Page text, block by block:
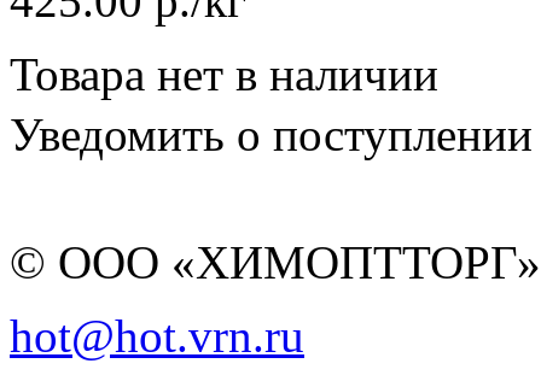
Товара нет в наличии
Уведомить о поступлении
© ООО
hot@hot.vrn.ru